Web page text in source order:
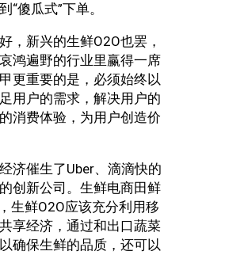
“傻瓜式”下单。
，新兴的生鲜O2O也罢，
鸿遍野的行业里赢得一席
更重要的是，必须始终以
用户的需求，解决用户的
消费体验，为用户创造价
济催生了Uber、滴滴快的
创新公司。生鲜电商田鲜
生鲜O2O应该充分利用移
享经济，通过和出口蔬菜
确保生鲜的品质，还可以